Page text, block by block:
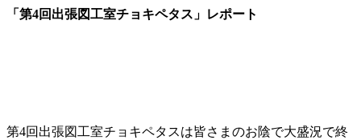
「第4回出張図工室チョキペタス」レポート
る
第4回出張図工室チョキペタスは皆さまのお陰で大盛況で終